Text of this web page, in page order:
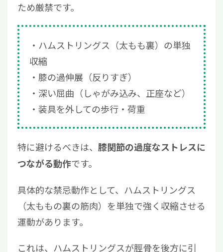
ため厳禁です。
ハムストリングス（太もも裏）の単独
収縮
膝の過伸展（反りすぎ）
深い屈曲（しゃがみ込み、正座など）
装具を外しての歩行・荷重
特に避けるべきは、 膝関節の過度なストレスに
つながる動作です。
具体的な禁忌動作として、ハムストリングス
（太ももの裏の筋肉）を単独で強く収縮させる
運動があります。
これは、ハムストリングスが脛骨を後方に引